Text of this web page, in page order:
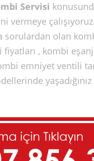
Servisi
vermeye
sorulardan olan
, kombi
emniyet ventili